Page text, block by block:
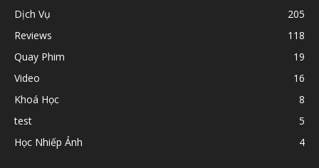
Dịch Vụ
205
Reviews
118
Quay Phim
19
Video
16
Khoá Học
8
test
5
Học Nhiếp Ảnh
4